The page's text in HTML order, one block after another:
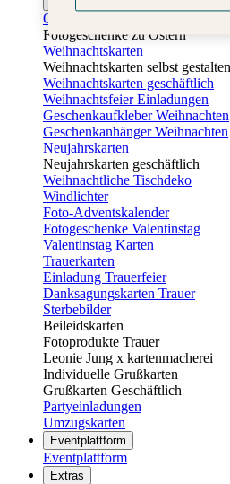
Osterkarten
Fotogeschenke zu Ostern
Weihnachtskarten
Weihnachtskarten selbst gestalten
Weihnachtskarten geschäftlich
Weihnachtsfeier Einladungen
Geschenkaufkleber Weihnachten
Geschenkanhänger Weihnachten
Neujahrskarten
Neujahrskarten geschäftlich
Weihnachtliche Tischdeko
Windlichter
Foto-Adventskalender
Fotogeschenke Valentinstag
Valentinstag Karten
Trauerkarten
Einladung Trauerfeier
Danksagungskarten Trauer
Sterbebilder
Beileidskarten
Fotoprodukte Trauer
Leonie Jung x kartenmacherei
Individuelle Grußkarten
Grußkarten Geschäftlich
Partyeinladungen
Umzugskarten
Eventplattform
Eventplattform
Extras